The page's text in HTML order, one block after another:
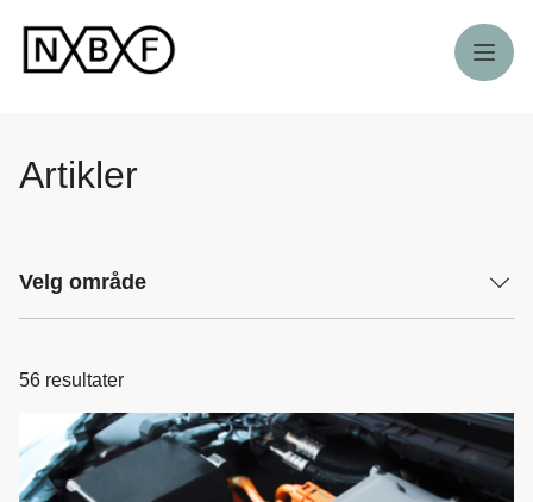
Meny
Artikler
Velg område
56 resultater